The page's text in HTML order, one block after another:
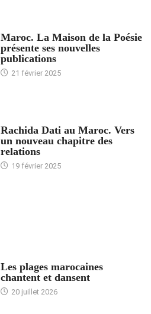
Maroc. La Maison de la Poésie
présente ses nouvelles
publications
21 février 2025
Rachida Dati au Maroc. Vers
un nouveau chapitre des
relations
19 février 2025
Les plages marocaines
chantent et dansent
20 juillet 2026